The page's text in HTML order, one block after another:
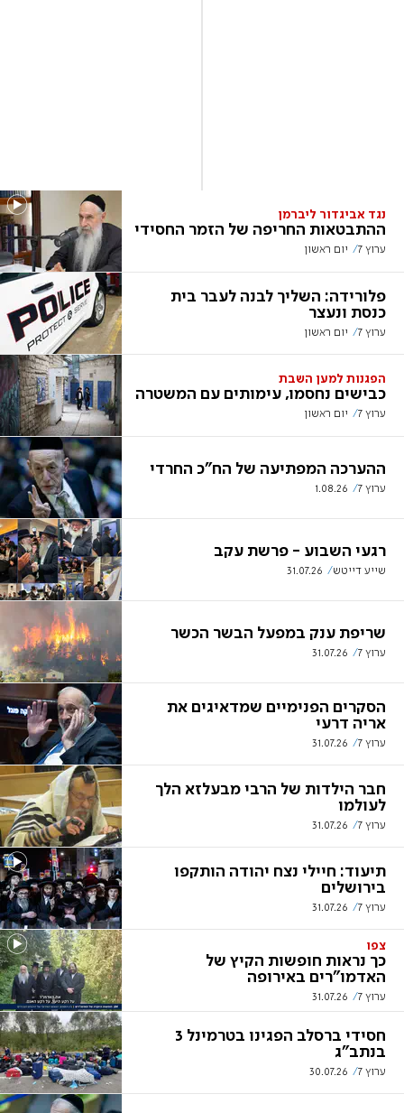
נגד אביגדור ליברמן
ההתבטאות החריפה של הזמר החסידי
ערוץ 7 יום ראשון
פלורידה: השליך לבנה לעבר בית
כנסת ונעצר
ערוץ 7 יום ראשון
הפגנות למען השבת
כבישים נחסמו, עימותים עם המשטרה
ערוץ 7 יום ראשון
ההערכה המפתיעה של הח"כ החרדי
ערוץ 7 1.08.26
רגעי השבוע - פרשת עקב
שייע דייטש 31.07.26
שריפת ענק במפעל הבשר הכשר
ערוץ 7 31.07.26
הסקרים הפנימיים שמדאיגים את
אריה דרעי
ערוץ 7 31.07.26
חבר הילדות של הרבי מבעלזא הלך
לעולמו
ערוץ 7 31.07.26
תיעוד: חיילי נצח יהודה הותקפו
בירושלים
ערוץ 7 31.07.26
צפו
כך נראות חופשות הקיץ של
האדמו"רים באירופה
ערוץ 7 31.07.26
חסידי ברסלב הפגינו בטרמינל 3
בנתב"ג
ערוץ 7 30.07.26